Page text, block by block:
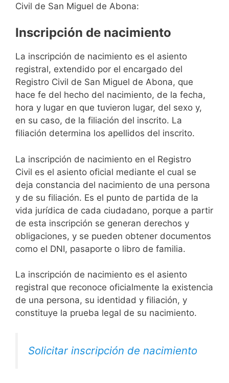
Civil de San Miguel de Abona:
Inscripción de nacimiento
La inscripción de nacimiento es el asiento
registral, extendido por el encargado del
Registro Civil de San Miguel de Abona, que
hace fe del hecho del nacimiento, de la fecha,
hora y lugar en que tuvieron lugar, del sexo y,
en su caso, de la filiación del inscrito. La
filiación determina los apellidos del inscrito.
La inscripción de nacimiento en el Registro
Civil es el asiento oficial mediante el cual se
deja constancia del nacimiento de una persona
y de su filiación. Es el punto de partida de la
vida jurídica de cada ciudadano, porque a partir
de esta inscripción se generan derechos y
obligaciones, y se pueden obtener documentos
como el DNI, pasaporte o libro de familia.
La inscripción de nacimiento es el asiento
registral que reconoce oficialmente la existencia
de una persona, su identidad y filiación, y
constituye la prueba legal de su nacimiento.
Solicitar inscripción de nacimiento